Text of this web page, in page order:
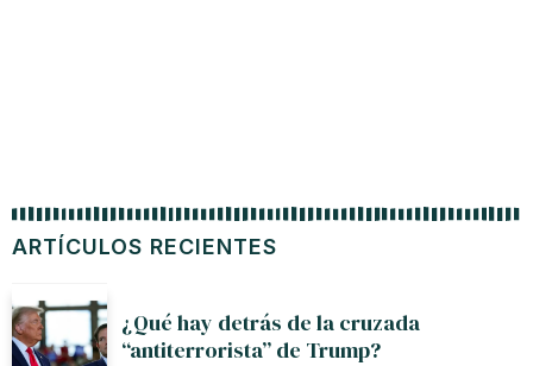
ARTÍCULOS RECIENTES
¿Qué hay detrás de la cruzada
“antiterrorista” de Trump?